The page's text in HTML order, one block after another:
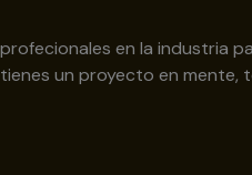
profecionales en la industria
tienes un proyecto en mente,